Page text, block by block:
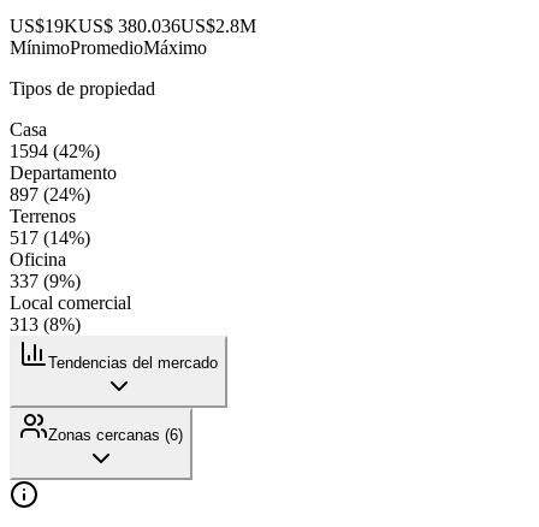
US$19KUS$ 380.036US$2.8M
MínimoPromedioMáximo
Tipos de propiedad
Casa
1594 (42%)
Departamento
897 (24%)
Terrenos
517 (14%)
Oficina
337 (9%)
Local comercial
313 (8%)
Tendencias del mercado
Zonas cercanas (6)